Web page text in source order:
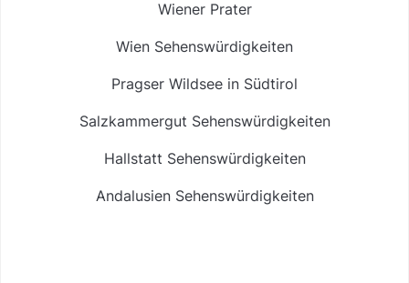
Wiener Prater
Wien Sehenswürdigkeiten
Pragser Wildsee in Südtirol
Salzkammergut Sehenswürdigkeiten
Hallstatt Sehenswürdigkeiten
Andalusien Sehenswürdigkeiten